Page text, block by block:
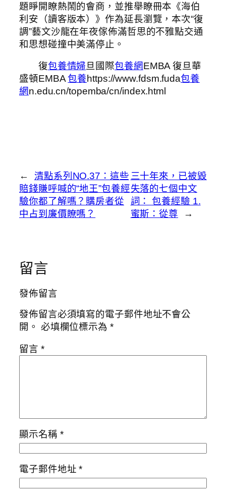
題睜開瞭熱鬧的會商，並推舉瞭冊本《海伯
利安（讀客版本）》作為延長瀏覽，本次“復
調”藝文沙龍在年夜傢佈滿哲思的不雅點交通
和思想碰撞中美滿停止。
復包養情婦旦國際包養網EMBA 復旦華
盛頓EMBA包養https://www.fdsm.fuda包養
網n.edu.cn/topemba/cn/index.html
←
清點系列NO.37：這些
賠錢賺呼喊的“地王”包養經
驗你都了解嗎？購房者從
中占到廉價瞭嗎？
三十年來，已被毀
失落的七個中文
詞： 包養經驗 1.
蜜斯：從尊
→
留言
發佈留言
發佈留言必須填寫的電子郵件地址不會公
開。 必填欄位標示為 *
留言 *
顯示名稱 *
電子郵件地址*